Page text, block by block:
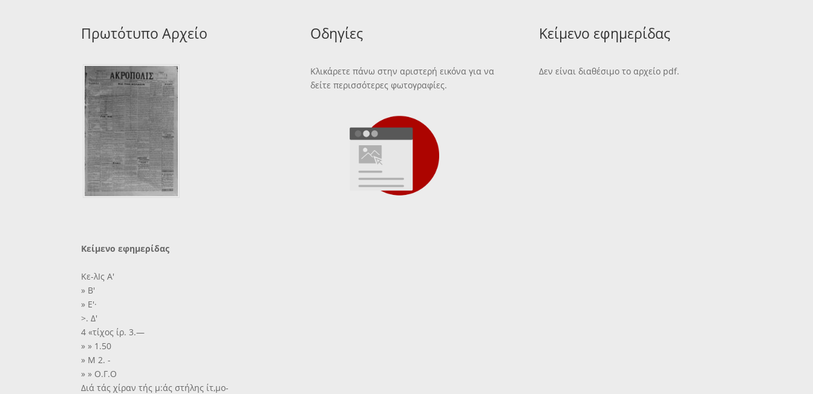
Πρωτότυπο Αρχείο Οδηγίες
Κλικάρετε πάνω στην αριστερή εικόνα για να
δείτε περισσότερες φωτογραφίες.
Κείμενο εφημερίδας
Δεν είναι διαθέσιμο το αρχείο pdf.
Κείμενο εφημερίδας
Κε-λΙς Α'
» Β'
» Ε'·
>. Δ'
4 «τίχος ίρ. 3.—
» » 1.50
» Μ 2. -
» » Ο.Γ.Ο
Διά τάς χίραν τής μ:άς στήλης ίτ,μο-